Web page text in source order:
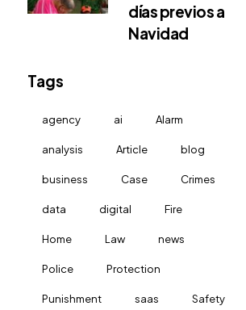
días previos a
Navidad
Tags
agency ai Alarm
analysis Article blog
business Case Crimes
data digital Fire
Home Law news
Police Protection
Punishment saas Safety